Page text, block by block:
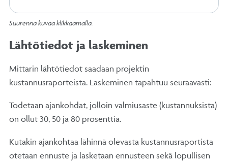
Suurenna kuvaa klikkaamalla.
Lähtötiedot ja laskeminen
Mittarin lähtötiedot saadaan projektin
kustannusraporteista. Laskeminen tapahtuu seuraavasti:
Todetaan ajankohdat, jolloin valmiusaste (kustannuksista)
on ollut 30, 50 ja 80 prosenttia.
Kutakin ajankohtaa lähinnä olevasta kustannusraportista
otetaan ennuste ja lasketaan ennusteen sekä lopullisen